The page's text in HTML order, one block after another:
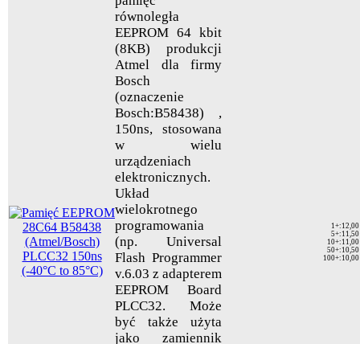
równoległa
EEPROM 64 kbit
(8KB) produkcji
Atmel dla firmy
Bosch
(oznaczenie
Bosch:B58438) ,
150ns, stosowana
w wielu
urządzeniach
elektronicznych.
Układ
wielokrotnego
programowania
(np. Universal
Flash Programmer
v.6.03 z adapterem
EEPROM Board
PLCC32. Może
być także użyta
jako zamiennik
1+: 12,00
5+: 11,50
10+: 11,00
50+: 10,50
100+: 10,00